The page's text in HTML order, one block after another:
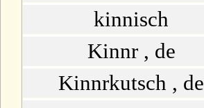
kinnisch
Kinnr , de
Kinnrkutsch , de